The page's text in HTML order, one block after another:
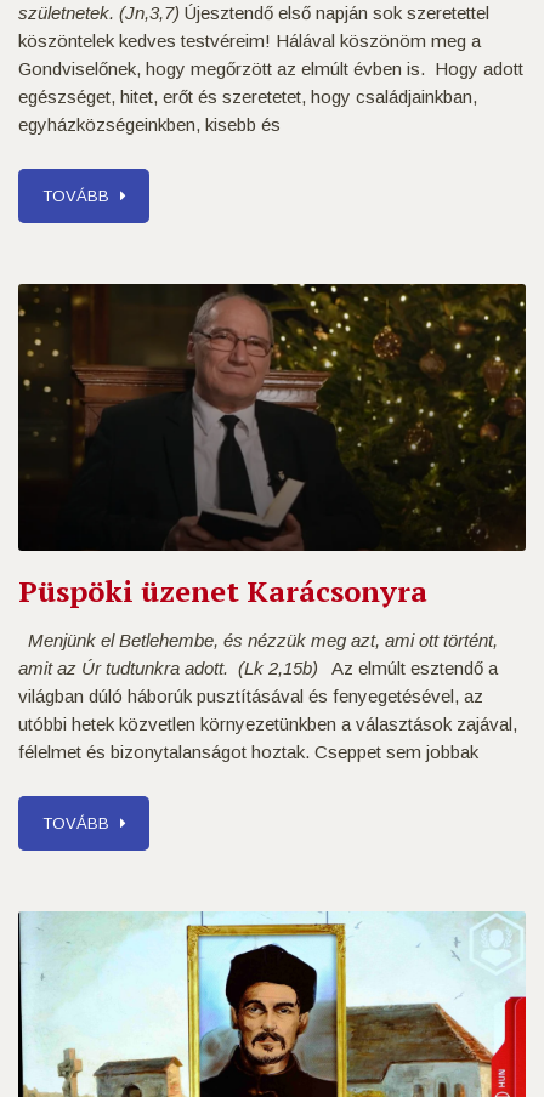
születnetek. (Jn,3,7) Újesztendő első napján sok szeretettel
köszöntelek kedves testvéreim! Hálával köszönöm meg a
Gondviselőnek, hogy megőrzött az elmúlt évben is. Hogy adott
egészséget, hitet, erőt és szeretetet, hogy családjainkban,
egyházközségeinkben, kisebb és
TOVÁBB
Püspöki üzenet Karácsonyra
Menjünk el Betlehembe, és nézzük meg azt, ami ott történt,
amit az Úr tudtunkra adott. (Lk 2,15b) Az elmúlt esztendő a
világban dúló háborúk pusztításával és fenyegetésével, az
utóbbi hetek közvetlen környezetünkben a választások zajával,
félelmet és bizonytalanságot hoztak. Cseppet sem jobbak
TOVÁBB